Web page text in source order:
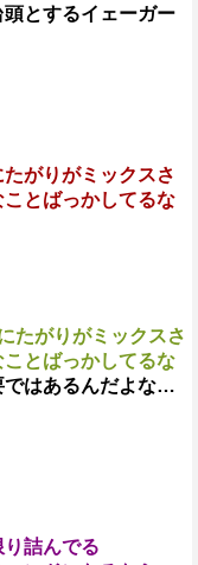
とするイェーガー
がりがミックスさ
とばっかしてるな
たがりがミックスさ
とばっかしてるな
ではあるんだよな…
詰んでる